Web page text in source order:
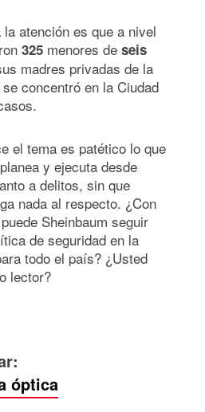
atención es que a nivel
325 menores de seis
madres privadas de la
concentró en la Ciudad
el tema es patético lo que
y ejecuta desde
a delitos, sin que
nada al respecto. ¿Con
Sheinbaum seguir
de seguridad en la
todo el país? ¿Usted
lector?
óptica